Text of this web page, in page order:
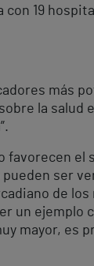
con 19
más
la salud
ser
de
un
mayor, es